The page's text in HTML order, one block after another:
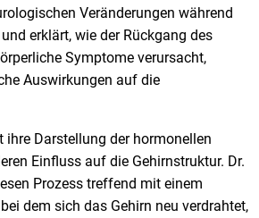
Veränderungen während
erklärt, wie der Rückgang des
Symptome verursacht,
Auswirkungen auf die
ihre Darstellung der hormonellen
Einfluss auf die Gehirnstruktur. Dr.
Prozess treffend mit einem
dem sich das Gehirn neu verdrahtet,